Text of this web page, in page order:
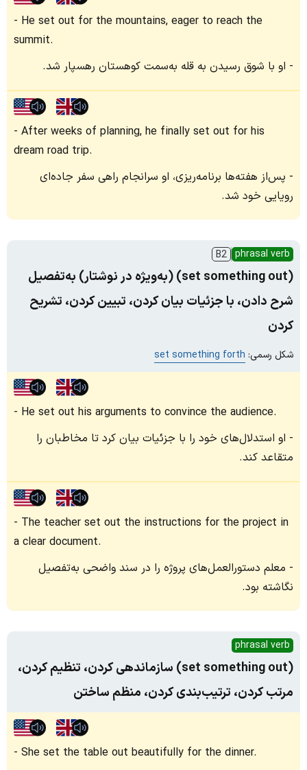
He set out for the mountains, eager to reach the
summit.
او با شوق رسیدن به قله به‌سمت کوهستان رهسپار شد.
After weeks of planning, he finally set out for his
dream road trip.
پس‌از هفته‌ها برنامه‌ریزی، او سرانجام راهی سفر جاده‌ای
رویایی خود شد.
phrasal verb
B2
(set something out) (به‌ویژه در نوشتار) به‌تفصیل
شرح دادن، با جزئیات بیان کردن، تبیین کردن، تشریح
کردن
شکل رسمی: set something forth
He set out his arguments to convince the audience.
او استدلال‌های خود را با جزئیات بیان کرد تا مخاطبان را
متقاعد کند.
The teacher set out the instructions for the project in
a clear document.
معلم دستورالعمل‌های پروژه را در سند واضحی به‌تفصیل
نگاشته بود.
phrasal verb
(set something out) سازماندهی کردن، تنظیم کردن،
مرتب کردن، ترتیب‌بندی کردن، منظم ساختن
She set the table out beautifully for the dinner.